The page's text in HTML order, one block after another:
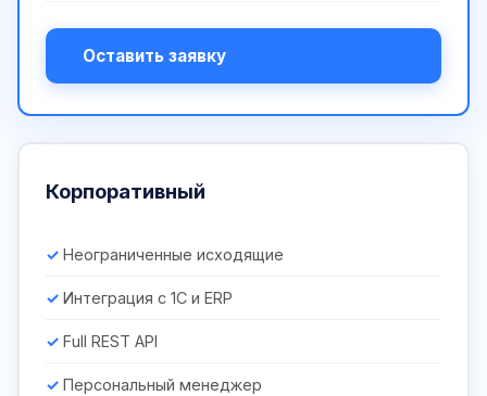
Оставить заявку
Корпоративный
Неограниченные исходящие
Интеграция с 1С и ERP
Full REST API
Персональный менеджер